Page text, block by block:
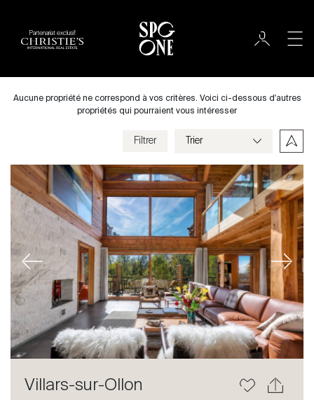
Partenariat exclusif
Type de bien
Chambres
Critères
Enregistrer mes critères
Aucune propriété ne correspond à vos critères. Voici ci-dessous d'autres
propriétés qui pourraient vous intéresser
Filtrer
Previous Next
Villars-sur-Ollon